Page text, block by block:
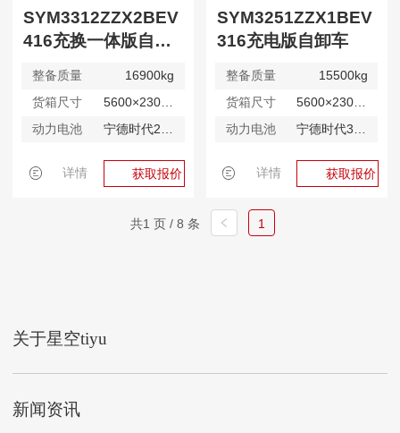
SYM3312ZZX2BEV
416充换一体版自卸车
整备质量
16900kg
货箱尺寸
5600×2300×1200mm
动力电池
详情 获取报价
SYM3251ZZX1BEV
316充电版自卸车
整备质量
15500kg
货箱尺寸
动力电池
详情 获取报价
共1 页 / 8 条 1
关于星空tiyu
新闻资讯